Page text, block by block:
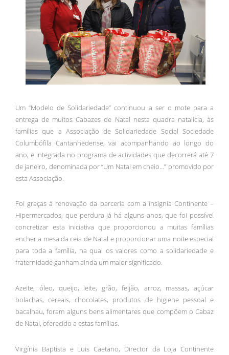
Um “Modelo de Solidariedade” continuou a ser o mote para a
entrega de muitos Cabazes de Natal nesta quadra natalícia, às
famílias que a Associação de Solidariedade Social Sociedade
Columbófila Cantanhedense, vai acompanhando ao longo do
ano, e integrada no programa de actividades que decorrerá até 7
de janeiro, denominada por “Um Natal em cheio…” promovido por
esta Associação.
Foi graças á renovação da parceria com a insígnia Continente –
Hipermercados, que perdura já há alguns anos, que foi possível
concretizar esta iniciativa que proporcionou a muitas famílias
encher a mesa da ceia de Natal e proporcionar uma noite especial
para toda a família, na qual os valores como a solidariedade e
fraternidade ganham ainda um maior significado.
Azeite, óleo, queijo, leite, grão, feijão, arroz, massas, açúcar
bolachas, cereais, chocolates, produtos de higiene pessoal e
bacalhau, foram alguns bens alimentares que compõem o Cabaz
de Natal, oferecido a estas famílias.
Virgínia Baptista e Luis Caetano, Director da Loja Continente